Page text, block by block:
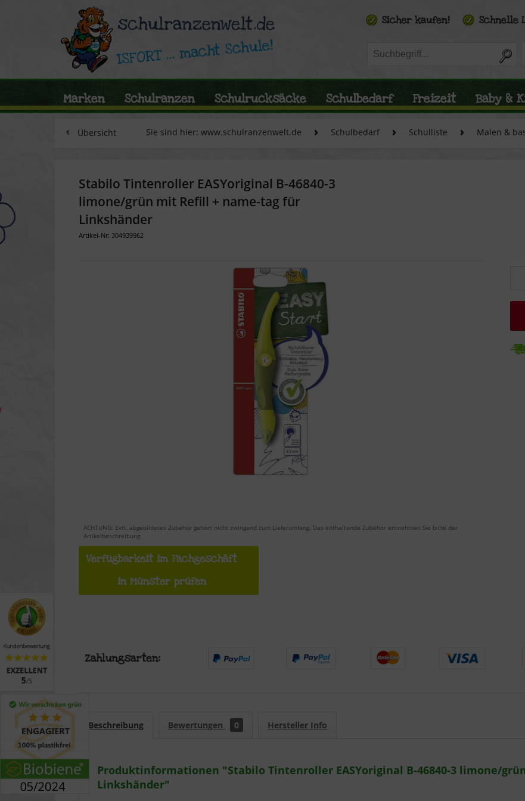
Marken Schulranzen Schulrucksäcke Schulbedarf Freizeit Baby &
Übersicht Sie sind hier: www.schulranzenwelt.de Schulbedarf Schulliste Malen &
Stabilo Tintenroller EASYoriginal B-46840-3
limone/grün mit Refill + name-tag für
Linkshänder
Artikel-Nr: 304939962
ACHTUNG: Evtl. abgebildetes Zubehör gehört nicht zwingend zum Lieferumfang. Das enthaltende Zubehör entnehmen Sie bitte der
Artikelbeschreibung
Verfügbarkeit im Fachgeschäft
in Münster prüfen
Beschreibung Bewertungen 0 Hersteller Info
Produktinformationen "Stabilo Tintenroller EASYoriginal B-46840-3 limone/
Linkshänder"